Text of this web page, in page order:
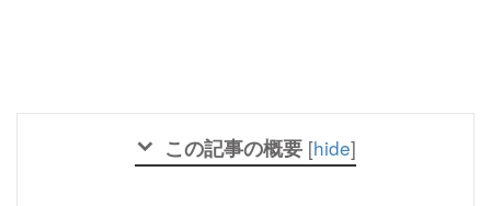
この記事の概要 [hide]